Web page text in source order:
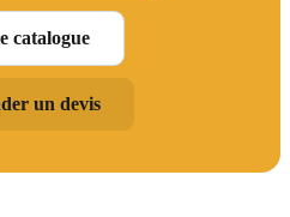
catalogue
un devis